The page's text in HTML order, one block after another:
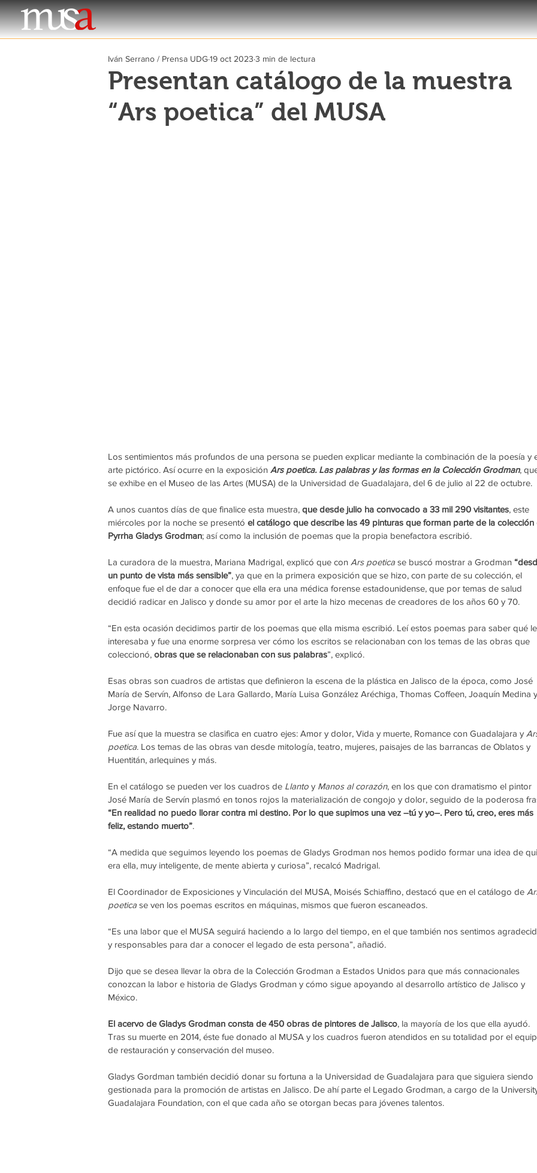
Presentan catálogo de la muestra
“Ars poetica” del MUSA
Iván Serrano / Prensa UDG19 oct 2023 3 min de lectura
Los sentimientos más profundos de una persona se pueden explicar mediante la combinación de la poesía y
arte pictórico. Así ocurre en la exposición Ars poetica. Las palabras y las formas en la Colección Grodman,
se exhibe en el Museo de las Artes (MUSA) de la Universidad de Guadalajara, del 6 de julio al 22 de octubre.
A unos cuantos días de que finalice esta muestra, que desde julio ha convocado a 33 mil 290 visitantes, este
miércoles por la noche se presentó el catálogo que describe las 49 pinturas que forman parte de la
Pyrrha Gladys Grodman; así como la inclusión de poemas que la propia benefactora escribió.
La curadora de la muestra, Mariana Madrigal, explicó que con Ars poetica se buscó mostrar a Grodman
un punto de vista más sensible”, ya que en la primera exposición que se hizo, con parte de su colección, el
enfoque fue el de dar a conocer que ella era una médica forense estadounidense, que por temas de salud
decidió radicar en Jalisco y donde su amor por el arte la hizo mecenas de creadores de los años 60 y 70.
“En esta ocasión decidimos partir de los poemas que ella misma escribió. Leí estos poemas para saber qué
interesaba y fue una enorme sorpresa ver cómo los escritos se relacionaban con los temas de las obras que
coleccionó, obras que se relacionaban con sus palabras”, explicó.
Esas obras son cuadros de artistas que definieron la escena de la plástica en Jalisco de la época, como José
María de Servín, Alfonso de Lara Gallardo, María Luisa González Aréchiga, Thomas Coffeen, Joaquín Medina
Jorge Navarro.
Fue así que la muestra se clasifica en cuatro ejes: Amor y dolor, Vida y muerte, Romance con Guadalajara y
poetica. Los temas de las obras van desde mitología, teatro, mujeres, paisajes de las barrancas de Oblatos y
Huentitán, arlequines y más.
En el catálogo se pueden ver los cuadros de Llanto y Manos al corazón, en los que con dramatismo el pintor
José María de Servín plasmó en tonos rojos la materialización de congojo y dolor, seguido de la poderosa
“En realidad no puedo llorar contra mi destino. Por lo que supimos una vez –tú y yo–. Pero tú, creo, eres más
feliz, estando muerto”.
“A medida que seguimos leyendo los poemas de Gladys Grodman nos hemos podido formar una idea de
era ella, muy inteligente, de mente abierta y curiosa”, recalcó Madrigal.
El Coordinador de Exposiciones y Vinculación del MUSA, Moisés Schiaffino, destacó que en el catálogo de
poetica se ven los poemas escritos en máquinas, mismos que fueron escaneados.
“Es una labor que el MUSA seguirá haciendo a lo largo del tiempo, en el que también nos sentimos
y responsables para dar a conocer el legado de esta persona”, añadió.
Dijo que se desea llevar la obra de la Colección Grodman a Estados Unidos para que más connacionales
conozcan la labor e historia de Gladys Grodman y cómo sigue apoyando al desarrollo artístico de Jalisco y
México.
El acervo de Gladys Grodman consta de 450 obras de pintores de Jalisco, la mayoría de los que ella ayudó.
Tras su muerte en 2014, éste fue donado al MUSA y los cuadros fueron atendidos en su totalidad por el
de restauración y conservación del museo.
Gladys Gordman también decidió donar su fortuna a la Universidad de Guadalajara para que siguiera siendo
gestionada para la promoción de artistas en Jalisco. De ahí parte el Legado Grodman, a cargo de la
Guadalajara Foundation, con el que cada año se otorgan becas para jóvenes talentos.